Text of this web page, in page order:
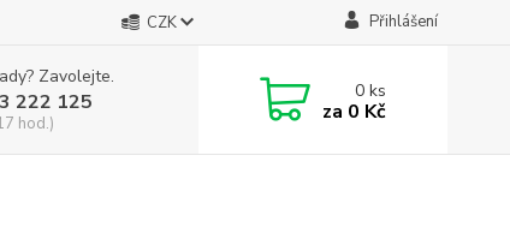
CZK Přihlášení
Zavolejte.
222 125
hod.)
0ks
za 0 Kč